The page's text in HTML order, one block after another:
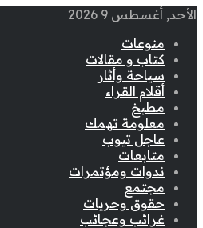
الأحد, أغسطس 9 2026
منوعات
كتاب و مقالات
سياحة وأثار
أقلام القراء
مطبخ
معلومة تهمك
عاجل تيوب
متابعات
ندوات ومؤتمرات
مجتمع
حقوق وحريات
غرائب وعجائب